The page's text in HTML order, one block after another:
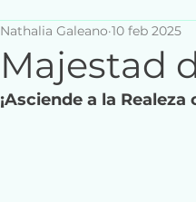
Majestad
Nathalia Galeano 10 feb 2025
¡Asciende a la